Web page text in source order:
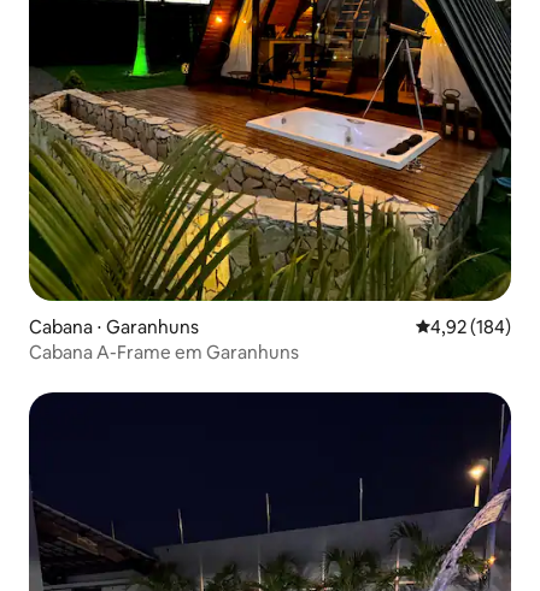
Cabana ⋅ Garanhuns 4,92 de uma
4,92 (184)
Cabana A-Frame em Garanhuns